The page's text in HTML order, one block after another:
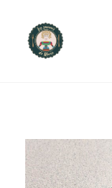
PRODUITS ET
NOUS